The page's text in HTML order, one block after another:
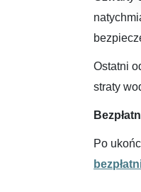
Ostatni
straty
Po